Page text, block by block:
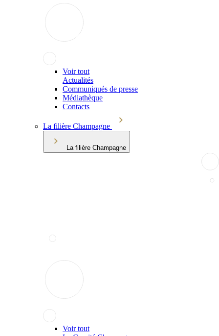
Voir tout
Actualités
Communiqués de presse
Médiathèque
Contacts
La filière Champagne
La filière Champagne
Voir tout